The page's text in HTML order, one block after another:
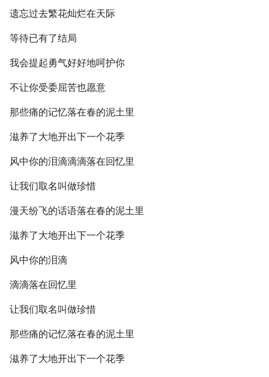
遗忘过去繁花灿烂在天际
等待已有了结局
我会提起勇气好好地呵护你
不让你受委屈苦也愿意
那些痛的记忆落在春的泥土里
滋养了大地开出下一个花季
风中你的泪滴滴滴落在回忆里
让我们取名叫做珍惜
漫天纷飞的话语落在春的泥土里
滋养了大地开出下一个花季
风中你的泪滴
滴滴落在回忆里
让我们取名叫做珍惜
那些痛的记忆落在春的泥土里
滋养了大地开出下一个花季